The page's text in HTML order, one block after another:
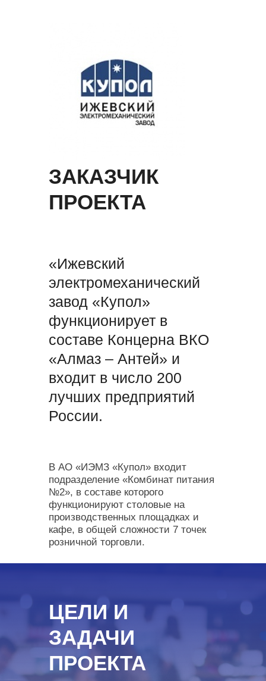
ЗАКАЗЧИК
ПРОЕКТА
«Ижевский
электромеханический
завод «Купол»
функционирует в
составе Концерна ВКО
«Алмаз – Антей» и
входит в число 200
лучших предприятий
России.
В АО «ИЭМЗ «Купол» входит
подразделение «Комбинат питания
№2», в составе которого
функционируют столовые на
производственных площадках и
кафе, в общей сложности 7 точек
розничной торговли.
ЦЕЛИ И
ЗАДАЧИ
ПРОЕКТА